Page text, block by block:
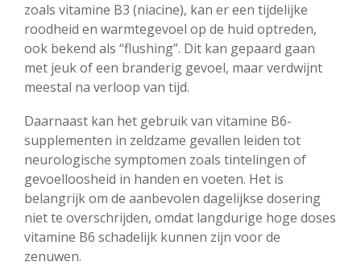
zoals vitamine B3 (niacine), kan er een tijdelijke
roodheid en warmtegevoel op de huid optreden,
ook bekend als “flushing”. Dit kan gepaard gaan
met jeuk of een branderig gevoel, maar verdwijnt
meestal na verloop van tijd.
Daarnaast kan het gebruik van vitamine B6-
supplementen in zeldzame gevallen leiden tot
neurologische symptomen zoals tintelingen of
gevoelloosheid in handen en voeten. Het is
belangrijk om de aanbevolen dagelijkse dosering
niet te overschrijden, omdat langdurige hoge doses
vitamine B6 schadelijk kunnen zijn voor de
zenuwen.